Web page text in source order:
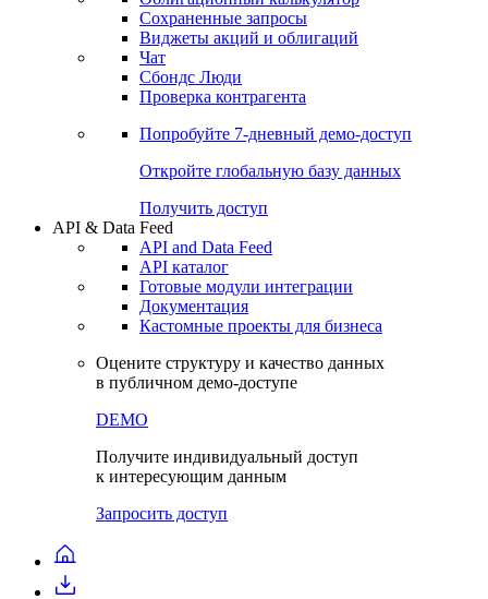
Сохраненные запросы
Виджеты акций и облигаций
Чат
Сбондс Люди
Проверка контрагента
Попробуйте 7-дневный демо-доступ
Откройте глобальную базу данных
Получить доступ
API & Data Feed
API and Data Feed
API каталог
Готовые модули интеграции
Документация
Кастомные проекты для бизнеса
Оцените структуру и качество данных
в публичном демо-доступе
DEMO
Получите индивидуальный доступ
к интересующим данным
Запросить доступ